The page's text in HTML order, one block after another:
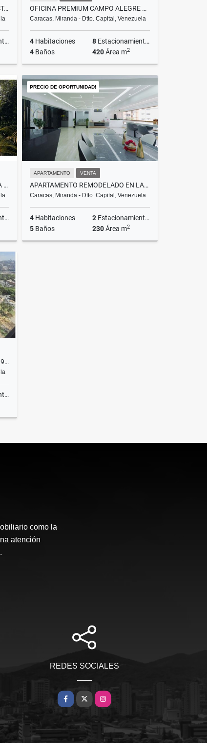
CASA EN VENTA EN COLINAS DE VISTA ALEGRE OFICINA PREMIUM CAMPO ALEGRE 420M² CENTRO EMPRESARIAL LA ESMERALDA
Caracas, Miranda - Dtto. Capital, Venezuela
4 Habitaciones 8 Estacionamientos
4 Baños 420Área m2
Alquiler
US$10,000
CASA COMERCIAL EN ALTA FLORIDA 699M2 CONSTRUCCIÓN 933M2 DE TRRNO
PRECIO DE OPORTUNIDAD!
APARTAMENTO VENTA
APARTAMENTO REMODELADO EN LAS MERCEDES DE 230MTS
Caracas, Miranda - Dtto. Capital, Venezuela
4 Habitaciones 2 Estacionamientos
5 Baños 230Área m2
ALQUILER OFICINA TORRE POLAR 195M2
como la
atención
REDES SOCIALES
Facebook
X Instagram